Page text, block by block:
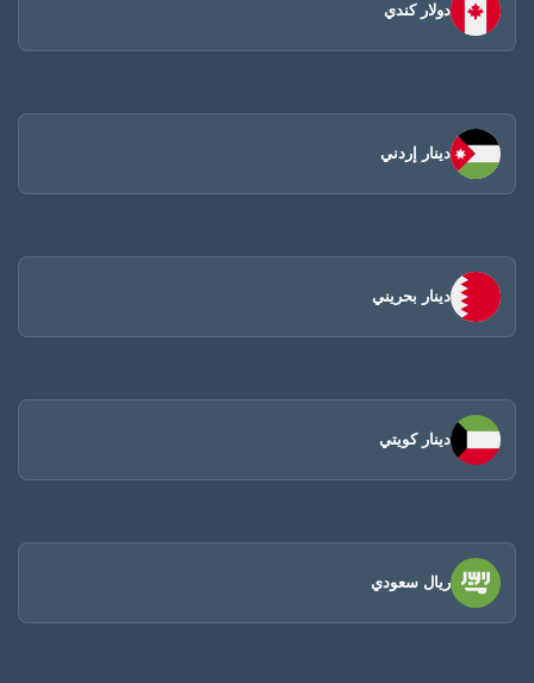
دولار كندي
دينار إردني
دينار بحريني
دينار كويتي
ريال سعودي